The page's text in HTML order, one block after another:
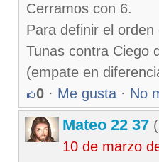
Cerramos con 6.
Para definir el
Tunas contra Ciego
(empate en
0 · Me gusta · No
Mateo 22 37
10 de marzo